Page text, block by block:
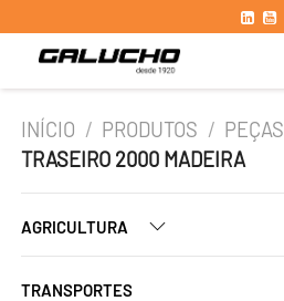
INÍCIO / PRODUTOS / PEÇAS
TRASEIRO 2000 MADEIRA
AGRICULTURA
TRANSPORTES